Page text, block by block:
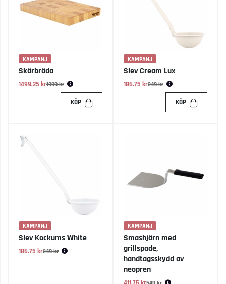
KAMPANJ
Skärbräda
1499.25 kr
Ordinarie pris:
1999 kr
KÖP
KAMPANJ
Slev Cream Lux
186.75 kr
Ordinarie pris:
249 kr
KÖP
KAMPANJ
Slev Kockums White
186.75 kr
Ordinarie pris:
249 kr
KAMPANJ
Smashjärn med
grillspade,
handtagsskydd av
neopren